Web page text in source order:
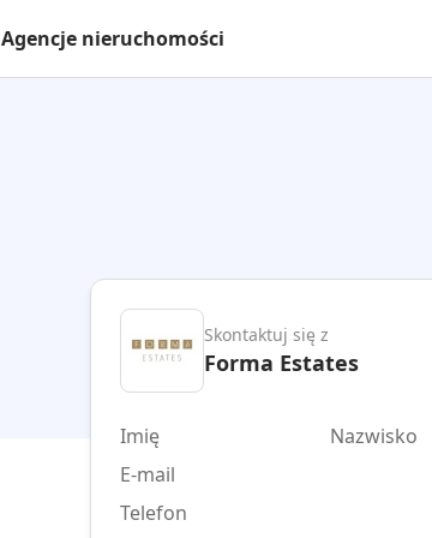
Agencje nieruchomości
Skontaktuj się z
Forma Estates